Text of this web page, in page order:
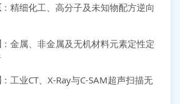
：精细化工、高分子及未知物配方逆向
：金属、非金属及无机材料元素定性定
：工业CT、X-Ray与C-SAM超声扫描无